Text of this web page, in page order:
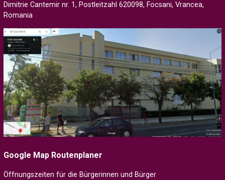
Dimitrie Cantemir nr. 1, Postleitzahl 620098, Focsani, Vrancea,
Romania
Google Map Routenplaner
Öffnungszeiten für die Bürgerinnen und Bürger